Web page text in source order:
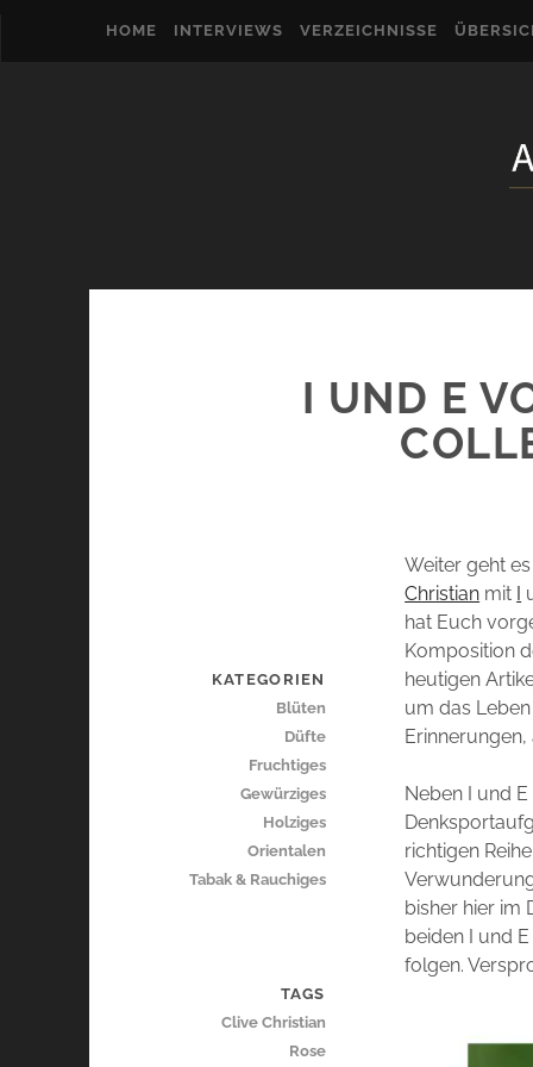
HOME INTERVIEWS VERZEICHNISSE
I UND E
Weiter geht
Christian mit
hat Euch
Komposition
heutigen
um das
Neben I und
richtigen
bisher hier im
beiden I und
folgen.
KATEGORIEN
Blüten
Düfte
Fruchtiges
Gewürziges
Holziges
Orientalen
Tabak & Rauchiges
TAGS
Clive Christian
Rose